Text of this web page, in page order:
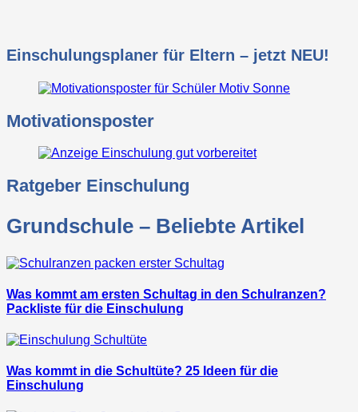
Einschulungsplaner für Eltern – jetzt NEU!
Motivationsposter
Ratgeber Einschulung
Grundschule – Beliebte Artikel
Was kommt am ersten Schultag in den Schulranzen?
Packliste für die Einschulung
Was kommt in die Schultüte? 25 Ideen für die
Einschulung